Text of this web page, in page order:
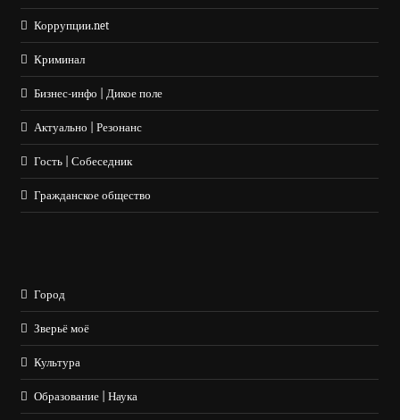
Коррупции.net
Криминал
Бизнес-инфо | Дикое поле
Актуально | Резонанс
Гость | Собеседник
Гражданское общество
Город
Зверьё моё
Культура
Образование | Наука